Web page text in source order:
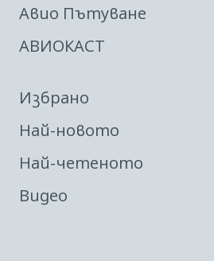
Авио Пътуване
АВИОКАСТ
Избрано
Най-новото
Най-четеното
Видео